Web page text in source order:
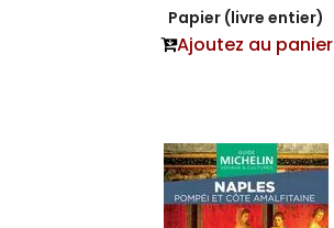
Papier (livre entier)
Ajoutez au panier